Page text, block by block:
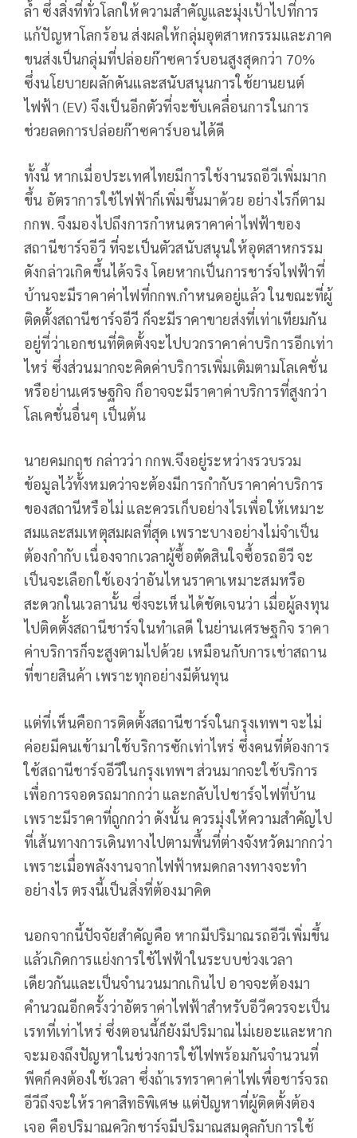
ล้ำ ซึ่งสิ่งที่ทั่วโลกให้ความสำคัญและมุ่งเป้าไปที่การ
แก้ปัญหาโลกร้อน ส่งผลให้กลุ่มอุตสาหกรรมและภาค
ขนส่งเป็นกลุ่มที่ปล่อยก๊าซคาร์บอนสูงสุดกว่า 70%
ซึ่งนโยบายผลักดันและสนับสนุนการใช้ยานยนต์
ไฟฟ้า (EV) จึงเป็นอีกตัวที่จะขับเคลื่อนการในการ
ช่วยลดการปล่อยก๊าซคาร์บอนได้ดี
ทั้งนี้ หากเมื่อประเทศไทยมีการใช้งานรถอีวีเพิ่มมาก
ขึ้น อัตราการใช้ไฟฟ้าก็เพิ่มขึ้นมาด้วย อย่างไรก็ตาม
กกพ. จึงมองไปถึงการกำหนดราคาค่าไฟฟ้าของ
สถานีชาร์จอีวี ที่จะเป็นตัวสนับสนุนให้อุตสาหกรรม
ดังกล่าวเกิดขึ้นได้จริง โดยหากเป็นการชาร์จไฟฟ้าที่
บ้านจะมีราคาค่าไฟที่กกพ.กำหนดอยู่แล้ว ในขณะที่ผู้
ติดตั้งสถานีชาร์จอีวี ก็จะมีราคาขายส่งที่เท่าเทียมกัน
อยู่ที่ว่าเอกชนที่ติดตั้งจะไปบวกราคาค่าบริการอีกเท่า
ไหร่ ซึ่งส่วนมากจะคิดค่าบริการเพิ่มเติมตามโลเคชั่น
หรือย่านเศรษฐกิจ ก็อาจจะมีราคาค่าบริการที่สูงกว่า
โลเคชั่นอื่นๆ เป็นต้น
นายคมกฤช กล่าวว่า กกพ.จึงอยู่ระหว่างรวบรวม
ข้อมูลไว้ทั้งหมดว่าจะต้องมีการกำกับราคาค่าบริการ
ของสถานีหรือไม่ และควรเก็บอย่างไรเพื่อให้เหมาะ
สมและสมเหตุสมผลที่สุด เพราะบางอย่างไม่จำเป็น
ต้องกำกับ เนื่องจากเวลาผู้ซื้อตัดสินใจซื้อรถอีวี จะ
เป็นจะเลือกใช้เองว่าอันไหนราคาเหมาะสมหรือ
สะดวกในเวลานั้น ซึ่งจะเห็นได้ชัดเจนว่า เมื่อผู้ลงทุน
ไปติดตั้งสถานีชาร์จในทำเลดี ในย่านเศรษฐกิจ ราคา
ค่าบริการก็จะสูงตามไปด้วย เหมือนกับการเช่าสถาน
ที่ขายสินค้า เพราะทุกอย่างมีต้นทุน
แต่ที่เห็นคือการติดตั้งสถานีชาร์จในกรุงเทพฯ จะไม่
ค่อยมีคนเข้ามาใช้บริการซักเท่าไหร่ ซึ่งคนที่ต้องการ
ใช้สถานีชาร์จอีวีในกรุงเทพฯ ส่วนมากจะใช้บริการ
เพื่อการจอดรถมากกว่า และกลับไปชาร์จไฟที่บ้าน
เพราะมีราคาที่ถูกกว่า ดังนั้น ควรมุ่งให้ความสำคัญไป
ที่เส้นทางการเดินทางไปตามพื้นที่ต่างจังหวัดมากกว่า
เพราะเมื่อพลังงานจากไฟฟ้าหมดกลางทางจะทำ
อย่างไร ตรงนี้เป็นสิ่งที่ต้องมาคิด
นอกจากนี้ปัจจัยสำคัญคือ หากมีปริมาณรถอีวีเพิ่มขึ้น
แล้วเกิดการแย่งการใช้ไฟฟ้าในระบบช่วงเวลา
เดียวกันและเป็นจำนวนมากเกินไป อาจจะต้องมา
คำนวณอีกครั้งว่าอัตราค่าไฟฟ้าสำหรับอีวีควรจะเป็น
เรทที่เท่าไหร่ ซึ่งตอนนี้ก็ยังมีปริมาณไม่เยอะและหาก
จะมองถึงปัญหาในช่วงการใช้ไฟพร้อมกันจำนวนที่
พีคก็คงต้องใช้เวลา ซึ่งถ้าเรทราคาค่าไฟเพื่อชาร์จรถ
อีวีถึงจะให้ราคาสิทธิพิเศษ แต่ปัญหาที่ผู้ติดตั้งต้อง
เจอ คือปริมาณควิกชาร์จมีปริมาณสมดุลกับการใช้